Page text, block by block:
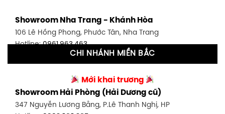
591 Hoàng Văn Thụ, P. 4, Tân Bình, TP HCM
Hotline:0906.256.759
Showroom Tân Bình 2 - TP. HCM
0986.71.8448
Showroom Thuận An - Bình Dương
Showroom Nha Trang - Khánh Hòa
106 Lê Hồng Phong, Phước Tân, Nha Trang
Hotline:0961.963.463
27-29 Nguyễn Sỹ Sách, Hưng Bình, TP Vinh, Nghệ An
Hotline:0943.960.966
CHI NHÁNH MIỀN BẮC
Mới khai trương
Showroom Hải Phòng (Hải Dương cũ)
347 Nguyễn Lương Bằng, P.Lê Thanh Nghị, HP